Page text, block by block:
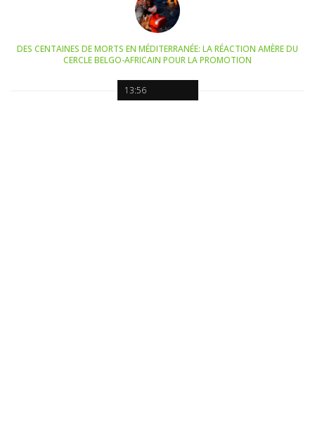
13:56
DES CENTAINES DE MORTS EN MÉDITERRANÉE: LA RÉACTION AMÈRE DU
CERCLE BELGO-AFRICAIN POUR LA PROMOTION